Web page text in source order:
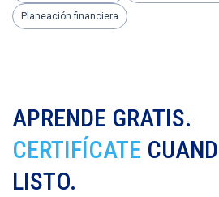
Planeación financiera
APRENDE GRATIS.
CERTIFÍCATE
LISTO.